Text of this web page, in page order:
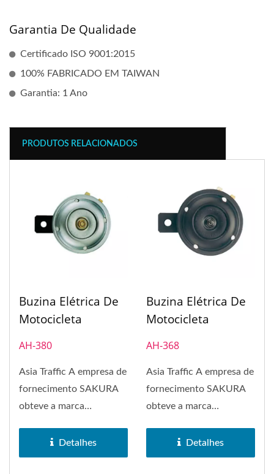
Garantia De Qualidade
Certificado ISO 9001:2015
100% FABRICADO EM TAIWAN
Garantia: 1 Ano
PRODUTOS RELACIONADOS
Buzina Elétrica De
Motocicleta
AH-380
Asia Traffic A empresa de
fornecimento SAKURA
obteve a marca
SAKURA em 1972....
Detalhes
Buzina Elétrica De
Motocicleta
AH-368
Asia Traffic A empresa de
fornecimento SAKURA
obteve a marca
SAKURA em 1972....
Detalhes